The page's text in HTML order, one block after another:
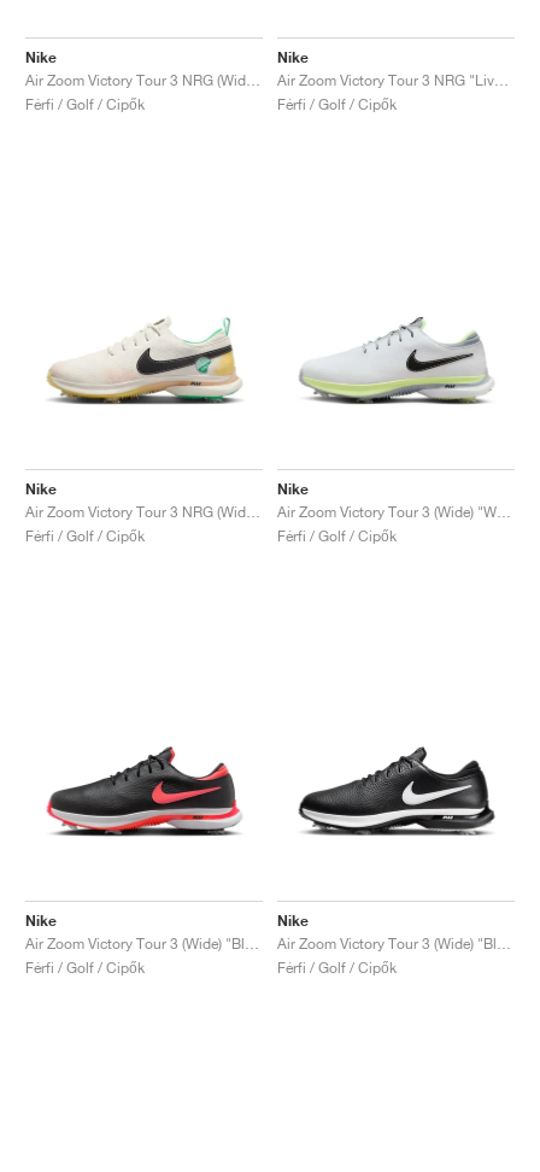
Nike
Férfi / Golf / Cipők
Nike
Férfi / Golf / Cipők
Nike
Férfi / Golf / Cipők
Nike
Férfi / Golf / Cipők
Nike
Férfi / Golf / Cipők
Nike
Férfi / Golf / Cipők